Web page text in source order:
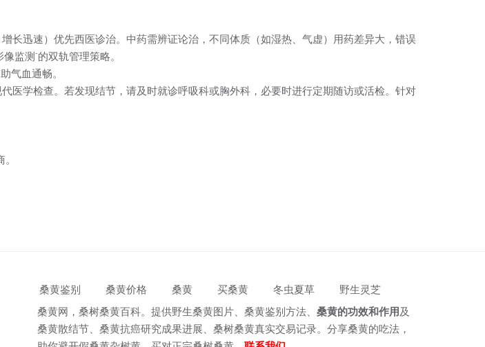
长迅速）优先西医诊治。中药需辨证论治，不同体质（如湿热、气虚）用药差异大，错误
监测"的双轨管理策略。
气血通畅。
医学检查。若发现结节，请及时就诊呼吸科或胸外科，必要时进行定期随访或活检。针对
桑黄鉴别 桑黄价格 桑黄 买桑黄 冬虫夏草
野生灵芝
桑黄网，桑树桑黄百科。提供野生桑黄图片、桑黄鉴别方法、 桑黄的功效和作用及
桑黄散结节、桑黄抗癌研究成果进展、桑树桑黄真实交易记录。分享桑黄的吃法，